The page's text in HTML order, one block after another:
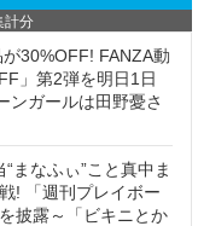
計分
30%OFF! FANZA動
」第2弾を明日1日
ンガールは田野憂さ
まなふぃ”こと真中ま
! 「週刊プレイボー
披露～「ビキニとか